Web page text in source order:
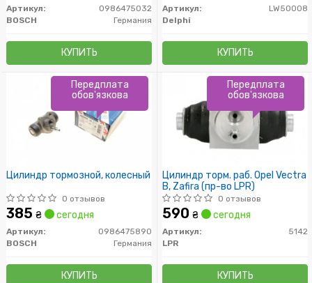
Артикул:
0986475032
BOSCH
Германия
КУПИТЬ
Артикул:
LW50008
Delphi
КУПИТЬ
Цилиндр тормозной, колесный
0 отзывов
385 ₴ сегодня
Артикул:
0986475890
BOSCH
Германия
КУПИТЬ
Передплата
обов'язкова
Цилиндр торм. раб. Opel Vectra
B, Zafira (пр-во LPR)
0 отзывов
590 ₴ сегодня
Артикул:
5142
LPR
КУПИТЬ
Передплата
обов'язкова